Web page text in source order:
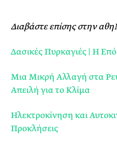
Διαβάστε επίσης στην
Δασικές Πυρκαγιές | Η
Μια Μικρή Αλλαγή στα
Απειλή για το Κλίμα
Ηλεκτροκίνηση και
Προκλήσεις